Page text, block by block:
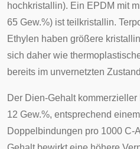
hochkristallin). Ein EPDM mit
65 Gew.%) ist teilkristallin.
Ethylen haben größere
sich daher wie
bereits im unvernetzten
Der Dien-Gehalt
12 Gew.%, entsprechend
Doppelbindungen pro 1000 C-